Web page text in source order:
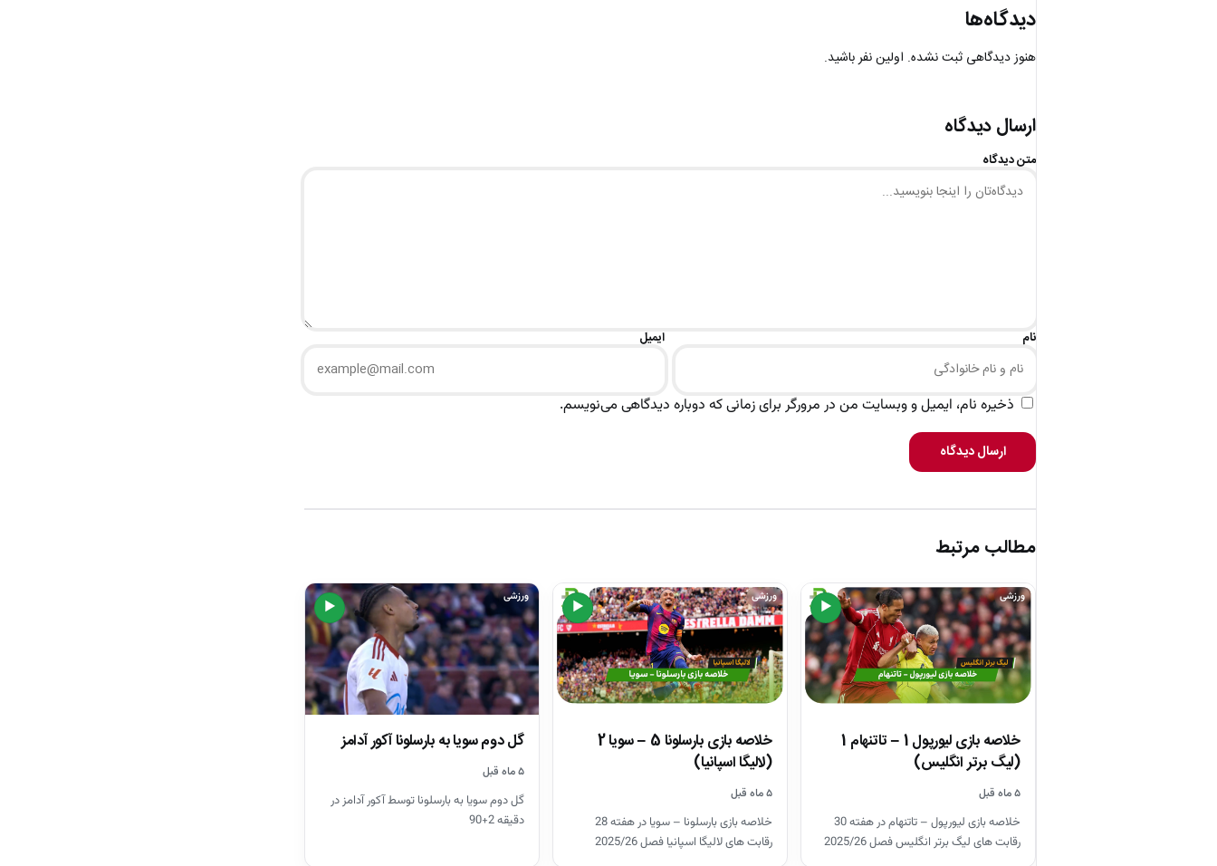
دیدگاه‌ها
هنوز دیدگاهی ثبت نشده. اولین نفر باشید.
ارسال دیدگاه
متن دیدگاه
نام ایمیل
ذخیره نام، ایمیل و وبسایت من در مرورگر برای زمانی که دوباره دیدگاهی می‌نویسم.
ارسال دیدگاه
مطالب مرتبط
▶
ورزشی
خلاصه بازی لیورپول 1 – تاتنهام 1
(لیگ برتر انگلیس)
۵ ماه قبل
خلاصه بازی لیورپول – تاتنهام در هفته 30
رقابت های لیگ برتر انگلیس فصل 2025/26
▶
ورزشی
خلاصه بازی بارسلونا 5 – سویا 2
(لالیگا اسپانیا)
۵ ماه قبل
خلاصه بازی بارسلونا – سویا در هفته 28
رقابت های لالیگا اسپانیا فصل 2025/26
▶
ورزشی
گل دوم سویا به بارسلونا آکور آدامز
۵ ماه قبل
گل دوم سویا به بارسلونا توسط آکور آدامز در
دقیقه 2+90